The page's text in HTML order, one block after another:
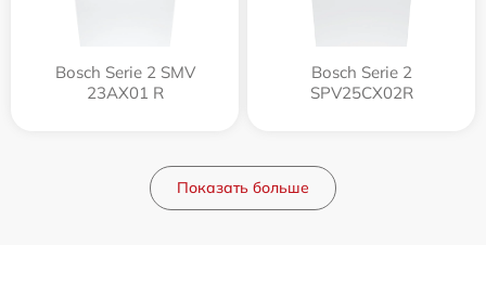
Bosch Serie 2 SMV
23AX01 R
Bosch Serie 2
SPV25CX02R
Показать больше